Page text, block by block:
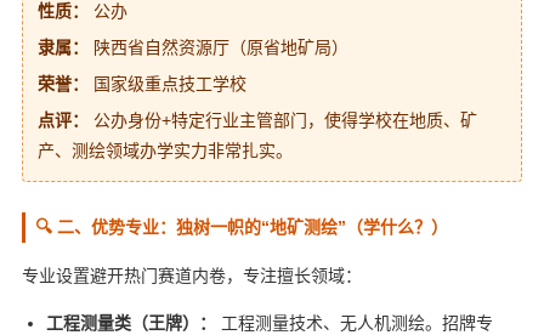
性质：
公办
隶属：
陕西省自然资源厅（原省地矿局）
荣誉：
国家级重点技工学校
点评：
公办身份+特定行业主管部门，使得学校在地质、矿
产、测绘领域办学实力非常扎实。
🔍 二、优势专业：独树一帜的“地矿测绘”（学什么？）
专业设置避开热门赛道内卷，专注擅长领域：
工程测量类（王牌）：
工程测量技术、无人机测绘。招牌专